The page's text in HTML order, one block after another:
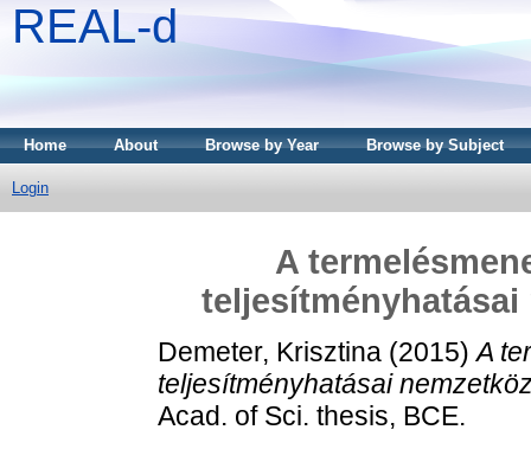
REAL-d
Home About Browse by Year Browse by Subject
Login
A
Demeter, Krisztina (2015)A
teljesítményhatásai
Acad. of Sci. thesis, BCE.